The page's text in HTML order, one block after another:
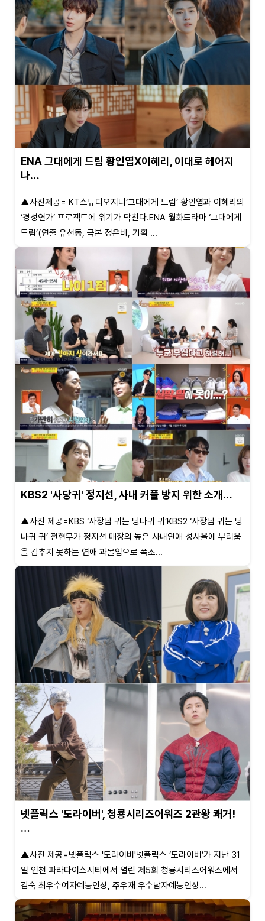
ENA 그대에게 드림 황인엽X이혜리, 이대로 헤어지
나…
▲사진제공= KT스튜디오지니‘그대에게 드림’ 황인엽과 이혜리의
‘경성연가’ 프로젝트에 위기가 닥친다.ENA 월화드라마 ‘그대에게
드림’(연출 유선동, 극본 정은비, 기획 ...
KBS2 '사당귀' 정지선, 사내 커플 방지 위한 소개…
▲사진 제공=KBS ‘사장님 귀는 당나귀 귀’KBS2 ‘사장님 귀는 당
나귀 귀’ 전현무가 정지선 매장의 높은 사내연애 성사율에 부러움
을 감추지 못하는 연애 과몰입으로 폭소...
넷플릭스 '도라이버', 청룡시리즈어워즈 2관왕 쾌거!
…
▲사진 제공=넷플릭스 '도라이버'넷플릭스 ‘도라이버’가 지난 31
일 인천 파라다이스시티에서 열린 제5회 청룡시리즈어워즈에서
김숙 최우수여자예능인상, 주우재 우수남자예능인상...